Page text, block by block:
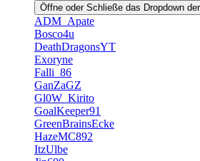
Öffne oder Schließe das Dropdown
ADM_Apate
Bosco4u
DeathDragonsYT
Exoryne
Falli_86
GanZaGZ
Gl0W_Kirito
GoalKeeper91
GreenBrainsEcke
HazeMC892
ItzUlbe